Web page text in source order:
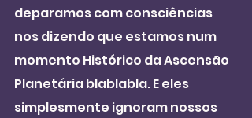
deparamos com consciências
nos dizendo que estamos num
momento Histórico da Ascensão
Planetária blablabla. E eles
simplesmente ignoram nossos